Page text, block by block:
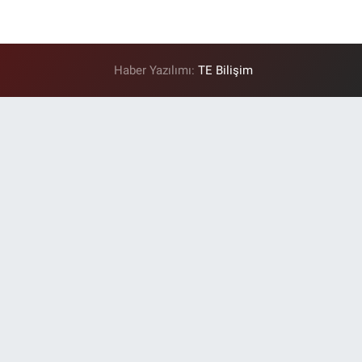
Haber Yazılımı:TE Bilişim